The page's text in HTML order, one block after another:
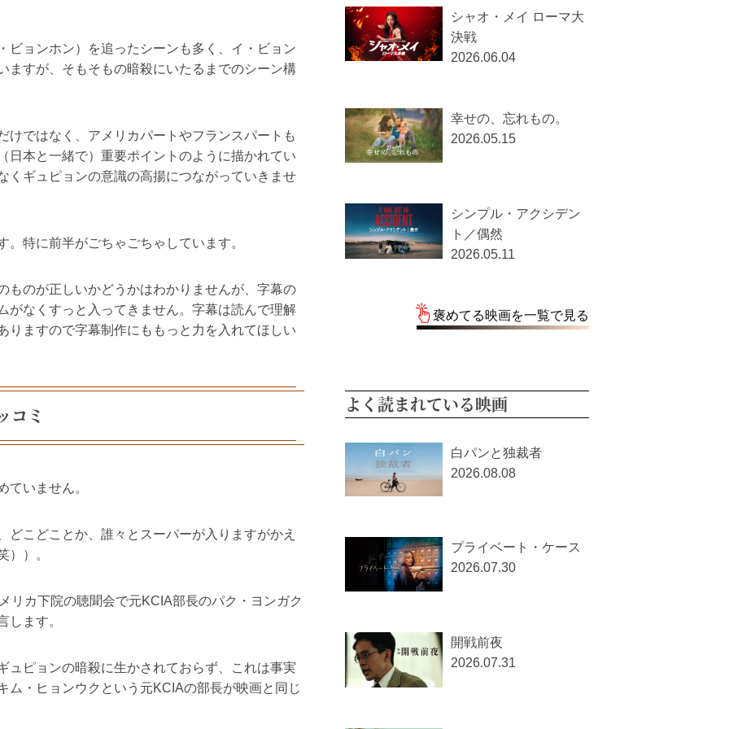
ビョンホン）を追ったシーンも多く、イ・ビョン
ますが、そもそもの暗殺にいたるまでのシーン構
けではなく、アメリカパートやフランスパートも
日本と一緒で）重要ポイントのように描かれてい
くギュピョンの意識の高揚につながっていきませ
特に前半がごちゃごちゃしています。
ものが正しいかどうかはわかりませんが、字幕の
がなくすっと入ってきません。字幕は読んで理解
りますので字幕制作にももっと力を入れてほしい
コミ
ていません。
どこどことか、誰々とスーパーが入りますがかえ
））。
リカ下院の聴聞会で元KCIA部長のパク・ヨンガク
します。
ュピョンの暗殺に生かされておらず、これは事実
ム・ヒョンウクという元KCIAの部長が映画と同じ
シャオ・メイ ローマ大
決戦
2026.06.04
幸せの、忘れもの。
2026.05.15
シンプル・アクシデン
ト／偶然
2026.05.11
褒めてる映画を一覧で見る
よく読まれている映画
白パンと独裁者
2026.08.08
プライベート・ケース
2026.07.30
開戦前夜
2026.07.31